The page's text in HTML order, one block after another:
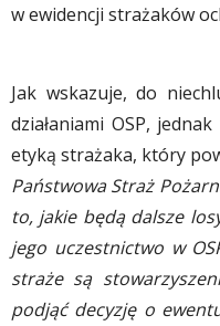
w ewidencji strażaków
Jak wskazuje, do
działaniami OSP,
etyką strażaka, który
Państwowa Straż
to, jakie będą dalsze
jego uczestnictwo w
straże są
podjąć decyzję o